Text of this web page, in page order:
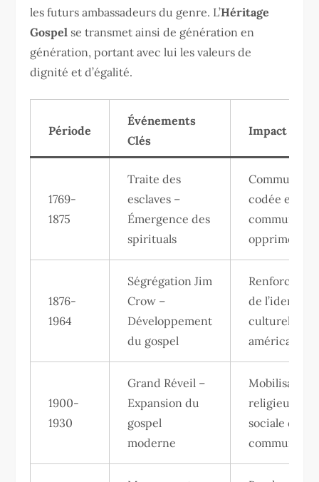
les futurs ambassadeurs du genre. L’Héritage
Gospel se transmet ainsi de génération en
génération, portant avec lui les valeurs de
dignité et d’égalité.
Période
Événements
Clés
Impact
1769-
1875
Traite des
esclaves –
Émergence des
spirituals
codée entre
opprimées
1876-
1964
Ségrégation Jim
Crow –
Développement
du gospel
de l’identité
culturelle
américaine
1900-
1930
Grand Réveil –
Expansion du
gospel
moderne
Mobilisation
religieuse et
sociale des